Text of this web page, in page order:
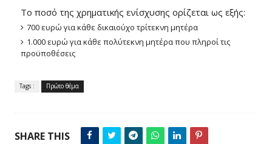
Το ποσό της χρηματικής ενίσχυσης ορίζεται ως εξής:
700 ευρώ για κάθε δικαιούχο τρίτεκνη μητέρα
1.000 ευρώ για κάθε πολύτεκνη μητέρα που πληροί τις
προϋποθέσεις
Tags : Πρώτο θέμα
SHARE THIS